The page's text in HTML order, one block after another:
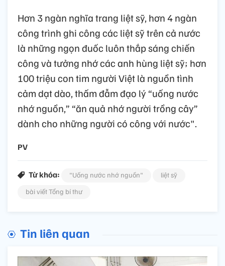
Hơn 3 ngàn nghĩa trang liệt sỹ, hơn 4 ngàn
công trình ghi công các liệt sỹ trên cả nước
là những ngọn đuốc luôn thắp sáng chiến
công và tưởng nhớ các anh hùng liệt sỹ; hơn
100 triệu con tim người Việt là nguồn tình
cảm dạt dào, thấm đẫm đạo lý “uống nước
nhớ nguồn,” “ăn quả nhớ người trồng cây”
dành cho những người có công với nước".
PV
Từ khóa: "Uống nước nhớ nguồn"
liệt sỹ
bài viết Tổng bí thư
Tin liên quan